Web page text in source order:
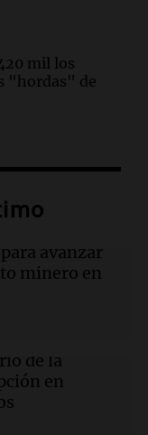
mil los
"hordas" de
resolver la
al 6100
privada:
avanzar
minero en
de la
en